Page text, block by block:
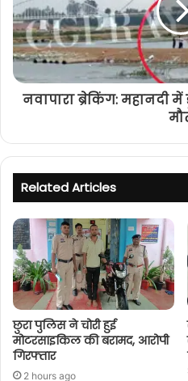
नवापारा ब्रेकिंग:
Related Articles
छुरा पुलिस ने चोरी हुई
मोटरसाइकिल की बरामद, आरोपी
गिरफ्तार
2 hours ago